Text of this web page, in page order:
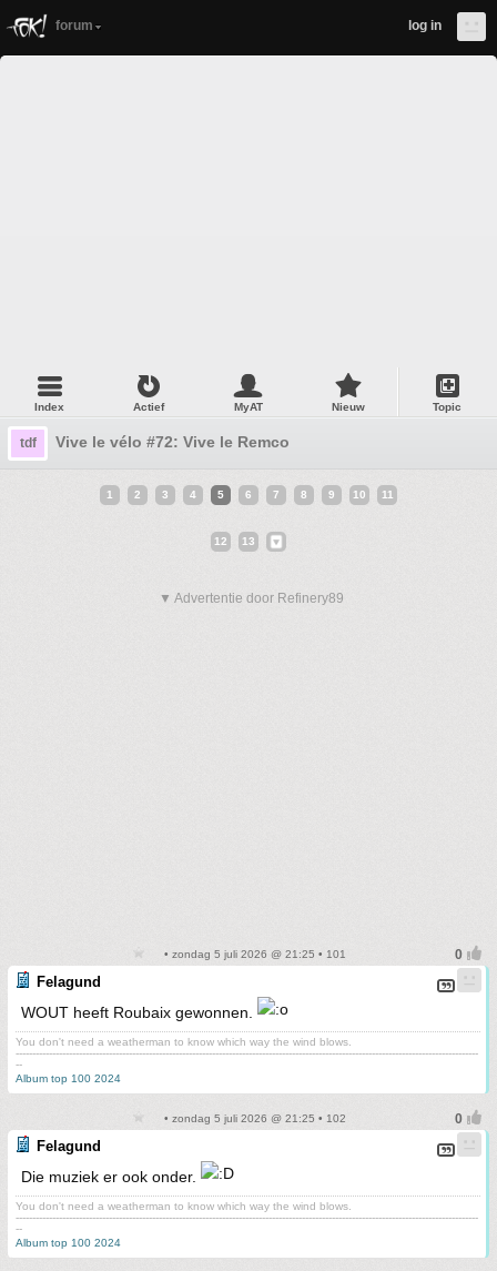
forum log in
Index Actief MyAT Nieuw Topic
tdf Vive le vélo #72: Vive le Remco
1 2 3 4 5 6 7 8 9 10 11
12 13
▼ Advertentie door Refinery89
• zondag 5 juli 2026 @ 21:25 • 101
Felagund
WOUT heeft Roubaix gewonnen.
You don't need a weatherman to know which way the wind blows.
-------------------------------------------------------------------------------------------------------------------------------------------
--
Album top 100 2024
• zondag 5 juli 2026 @ 21:25 • 102
Felagund
Die muziek er ook onder.
You don't need a weatherman to know which way the wind blows.
-------------------------------------------------------------------------------------------------------------------------------------------
--
Album top 100 2024